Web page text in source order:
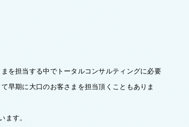
を担当する中でトータルコンサルティングに必要
早期に大口のお客さまを担当頂くこともありま
す。